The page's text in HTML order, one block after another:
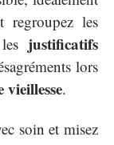
les
justificatifs
lors
vieillesse.
soin et misez